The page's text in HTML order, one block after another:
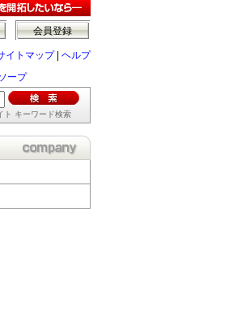
会員登録
イトマップ| ヘルプ
ープ
ト キーワード検索